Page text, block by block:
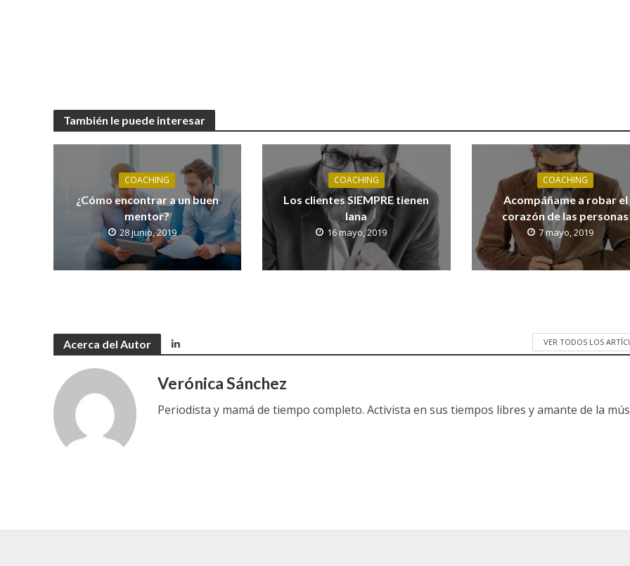
También le puede interesar
COACHING
¿Cómo encontrar a un buen
mentor?
28 junio, 2019
COACHING
Los clientes SIEMPRE tienen
lana
16 mayo, 2019
COACHING
Acompáñame a robar el
corazón de las personas
7 mayo, 2019
Acerca del Autor VER TODOS LOS
Verónica Sánchez
Periodista y mamá de tiempo completo. Activista en sus tiempos libres y amante de la